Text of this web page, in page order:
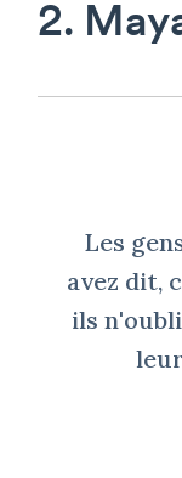
2.
Les
avez dit,
ils